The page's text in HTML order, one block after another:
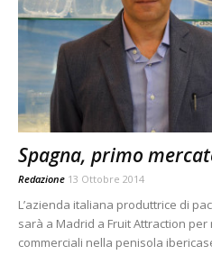
Spagna, primo
Redazione 13 Ottobre 2014
L’azienda italiana produttrice di
sarà a Madrid a Fruit Attraction
commerciali nella penisola